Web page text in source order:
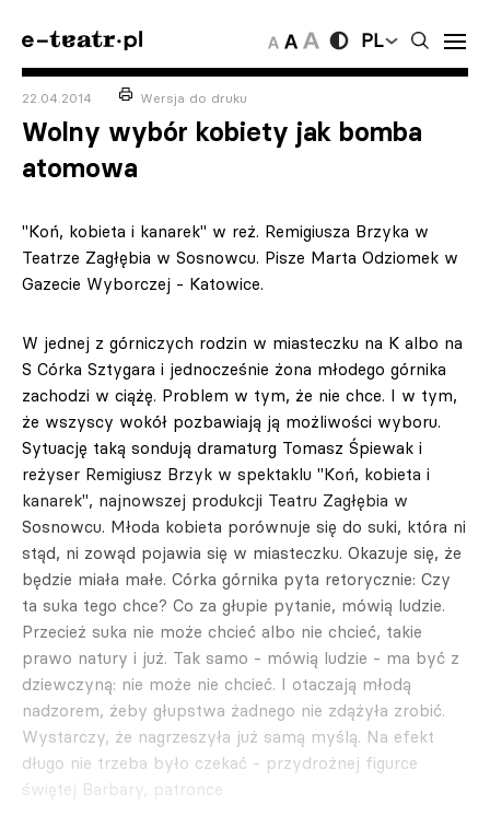
PL
22.04.2014 Wersja do druku
Wolny wybór kobiety jak bomba
atomowa
"Koń, kobieta i kanarek" w reż. Remigiusza Brzyka w
Teatrze Zagłębia w Sosnowcu. Pisze Marta Odziomek w
Gazecie Wyborczej - Katowice.
W jednej z górniczych rodzin w miasteczku na K albo na
S Córka Sztygara i jednocześnie żona młodego górnika
zachodzi w ciążę. Problem w tym, że nie chce. I w tym,
że wszyscy wokół pozbawiają ją możliwości wyboru.
Sytuację taką sondują dramaturg Tomasz Śpiewak i
reżyser Remigiusz Brzyk w spektaklu "Koń, kobieta i
kanarek", najnowszej produkcji Teatru Zagłębia w
Sosnowcu. Młoda kobieta porównuje się do suki, która ni
stąd, ni zowąd pojawia się w miasteczku. Okazuje się, że
będzie miała małe. Córka górnika pyta retorycznie: Czy
ta suka tego chce? Co za głupie pytanie, mówią ludzie.
Przecież suka nie może chcieć albo nie chcieć, takie
prawo natury i już. Tak samo - mówią ludzie - ma być z
dziewczyną: nie może nie chcieć. I otaczają młodą
nadzorem, żeby głupstwa żadnego nie zdążyła zrobić.
Wystarczy, że nagrzeszyła już samą myślą. Na efekt
długo nie trzeba było czekać - przydrożnej figurce
świętej Barbary, patronce